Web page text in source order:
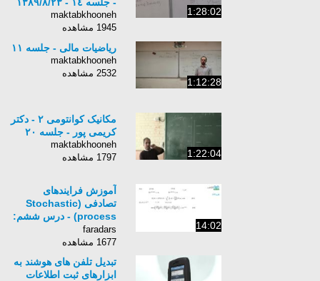
1:28:02
maktabkhooneh
1945 مشاهده
1:12:28
ریاضیات مالی - جلسه ۱۱
maktabkhooneh
2532 مشاهده
1:22:04
مکانیک کوانتومی ۲ - دکتر
کریمی پور - جلسه ٢٠
maktabkhooneh
1797 مشاهده
14:02
آموزش فرایندهای
تصادفی (Stochastic
process) - درس ششم:
فرایند های انتشار (الف)
faradars
1677 مشاهده
تبدیل تلفن های هوشند به
ابزارهای ثبت اطلاعات